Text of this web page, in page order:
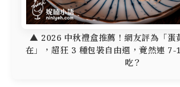
▲ 2026 中秋禮盒推薦！網友評為「蛋
在」，超狂 3 種包裝自由選，竟然連 7-
吃？